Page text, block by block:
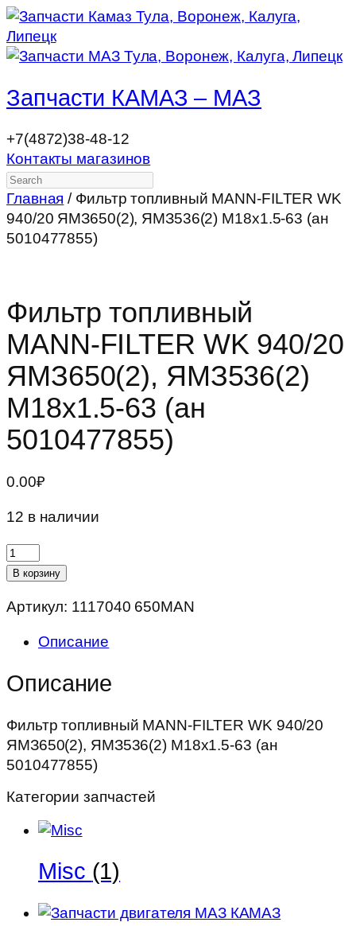
Запчасти КАМАЗ – МАЗ
+7(4872)38-48-12
Контакты магазинов
Search
Главная / Фильтр топливный MANN-FILTER WK
940/20 ЯМЗ650(2), ЯМЗ536(2) М18х1.5-63 (ан
5010477855)
Фильтр топливный
MANN-FILTER WK 940/20
ЯМЗ650(2), ЯМЗ536(2)
М18х1.5-63 (ан
5010477855)
0.00₽
12 в наличии
Количество
товара
топливный
FILTER
940/20
ЯМЗ536(2)
М18х1.5-
63
(ан
5010477855)
В корзину
Артикул: 1117040 650MAN
Описание
Описание
Фильтр топливный MANN-FILTER WK 940/20
ЯМЗ650(2), ЯМЗ536(2) М18х1.5-63 (ан
5010477855)
Категории запчастей
Misc (1)